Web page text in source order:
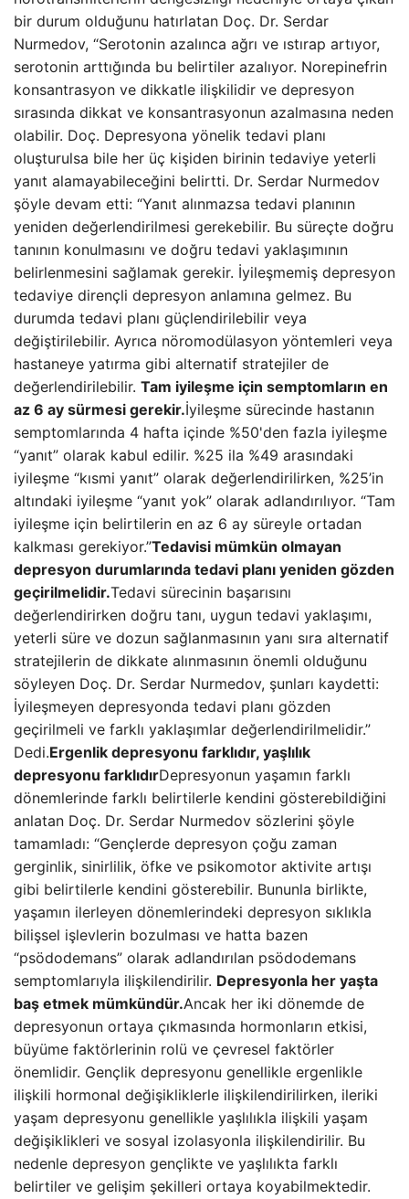
bir durum olduğunu hatırlatan Doç. Dr. Serdar
Nurmedov, “Serotonin azalınca ağrı ve ıstırap artıyor,
serotonin arttığında bu belirtiler azalıyor. Norepinefrin
konsantrasyon ve dikkatle ilişkilidir ve depresyon
sırasında dikkat ve konsantrasyonun azalmasına neden
olabilir. Doç. Depresyona yönelik tedavi planı
oluşturulsa bile her üç kişiden birinin tedaviye yeterli
yanıt alamayabileceğini belirtti. Dr. Serdar Nurmedov
şöyle devam etti: “Yanıt alınmazsa tedavi planının
yeniden değerlendirilmesi gerekebilir. Bu süreçte doğru
tanının konulmasını ve doğru tedavi yaklaşımının
belirlenmesini sağlamak gerekir. İyileşmemiş depresyon
tedaviye dirençli depresyon anlamına gelmez. Bu
durumda tedavi planı güçlendirilebilir veya
değiştirilebilir. Ayrıca nöromodülasyon yöntemleri veya
hastaneye yatırma gibi alternatif stratejiler de
değerlendirilebilir. Tam iyileşme için semptomların en
az 6 ay sürmesi gerekir.İyileşme sürecinde hastanın
semptomlarında 4 hafta içinde %50'den fazla iyileşme
“yanıt” olarak kabul edilir. %25 ila %49 arasındaki
iyileşme “kısmi yanıt” olarak değerlendirilirken, %25’in
altındaki iyileşme “yanıt yok” olarak adlandırılıyor. “Tam
iyileşme için belirtilerin en az 6 ay süreyle ortadan
kalkması gerekiyor.”Tedavisi mümkün olmayan
depresyon durumlarında tedavi planı yeniden gözden
geçirilmelidir.Tedavi sürecinin başarısını
değerlendirirken doğru tanı, uygun tedavi yaklaşımı,
yeterli süre ve dozun sağlanmasının yanı sıra alternatif
stratejilerin de dikkate alınmasının önemli olduğunu
söyleyen Doç. Dr. Serdar Nurmedov, şunları kaydetti:
İyileşmeyen depresyonda tedavi planı gözden
geçirilmeli ve farklı yaklaşımlar değerlendirilmelidir.”
Dedi.Ergenlik depresyonu farklıdır, yaşlılık
depresyonu farklıdırDepresyonun yaşamın farklı
dönemlerinde farklı belirtilerle kendini gösterebildiğini
anlatan Doç. Dr. Serdar Nurmedov sözlerini şöyle
tamamladı: “Gençlerde depresyon çoğu zaman
gerginlik, sinirlilik, öfke ve psikomotor aktivite artışı
gibi belirtilerle kendini gösterebilir. Bununla birlikte,
yaşamın ilerleyen dönemlerindeki depresyon sıklıkla
bilişsel işlevlerin bozulması ve hatta bazen
“psödodemans” olarak adlandırılan psödodemans
semptomlarıyla ilişkilendirilir. Depresyonla her yaşta
baş etmek mümkündür.Ancak her iki dönemde de
depresyonun ortaya çıkmasında hormonların etkisi,
büyüme faktörlerinin rolü ve çevresel faktörler
önemlidir. Gençlik depresyonu genellikle ergenlikle
ilişkili hormonal değişikliklerle ilişkilendirilirken, ileriki
yaşam depresyonu genellikle yaşlılıkla ilişkili yaşam
değişiklikleri ve sosyal izolasyonla ilişkilendirilir. Bu
nedenle depresyon gençlikte ve yaşlılıkta farklı
belirtiler ve gelişim şekilleri ortaya koyabilmektedir.